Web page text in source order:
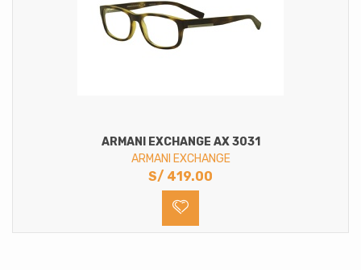
ARMANI EXCHANGE AX 3031
ARMANI EXCHANGE
S/ 419.00